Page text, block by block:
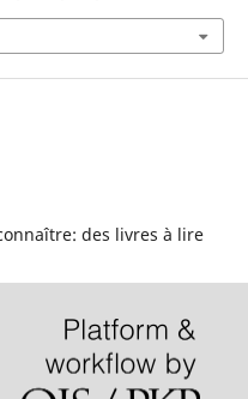
des livres à lire